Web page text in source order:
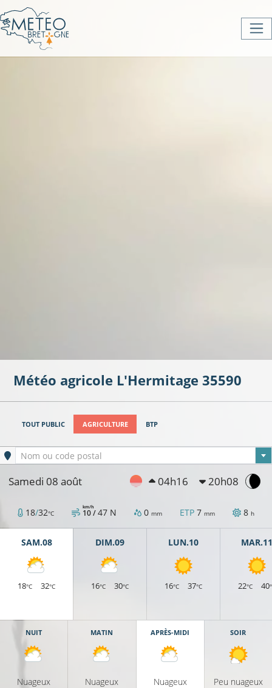
Météo agricole L'Hermitage 35590
TOUT PUBLIC AGRICULTURE BTP
Ville sélectionnée
Nom ou code postal
Samedi 08 août 04h16 20h08
18/32°C 10 /
km/h 47 N 0 mm ETP7 mm 8 h
SAM.08
18°C 32°C
DIM.09
16°C 30°C
LUN.10
16°C 37°C
MAR.11
22°C 40
NUIT
Nuageux
MATIN
Nuageux
APRÈS-MIDI
Nuageux
SOIR
Peu nuageux